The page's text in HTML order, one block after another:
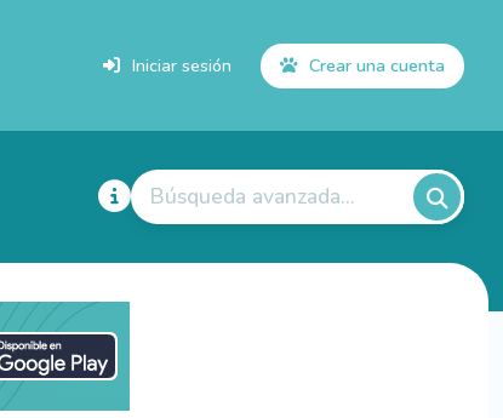
Iniciar sesión Crear una cuenta
Búsqueda avanzada...